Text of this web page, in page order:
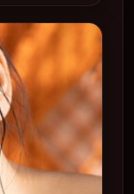
情节与人物